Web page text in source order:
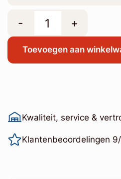
- +
Toevoegen aan
Kwaliteit, service &
Klantenbeoordelingen